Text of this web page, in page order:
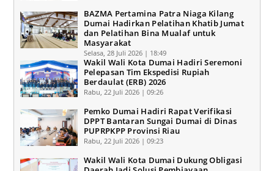
BAZMA Pertamina Patra Niaga Kilang
Dumai Hadirkan Pelatihan Khatib Jumat
dan Pelatihan Bina Mualaf untuk
Masyarakat
Selasa, 28 Juli 2026 | 18:49
Wakil Wali Kota Dumai Hadiri Seremoni
Pelepasan Tim Ekspedisi Rupiah
Berdaulat (ERB) 2026
Rabu, 22 Juli 2026 | 09:26
Pemko Dumai Hadiri Rapat Verifikasi
DPPT Bantaran Sungai Dumai di Dinas
PUPRPKPP Provinsi Riau
Rabu, 22 Juli 2026 | 09:23
Wakil Wali Kota Dumai Dukung Obligasi